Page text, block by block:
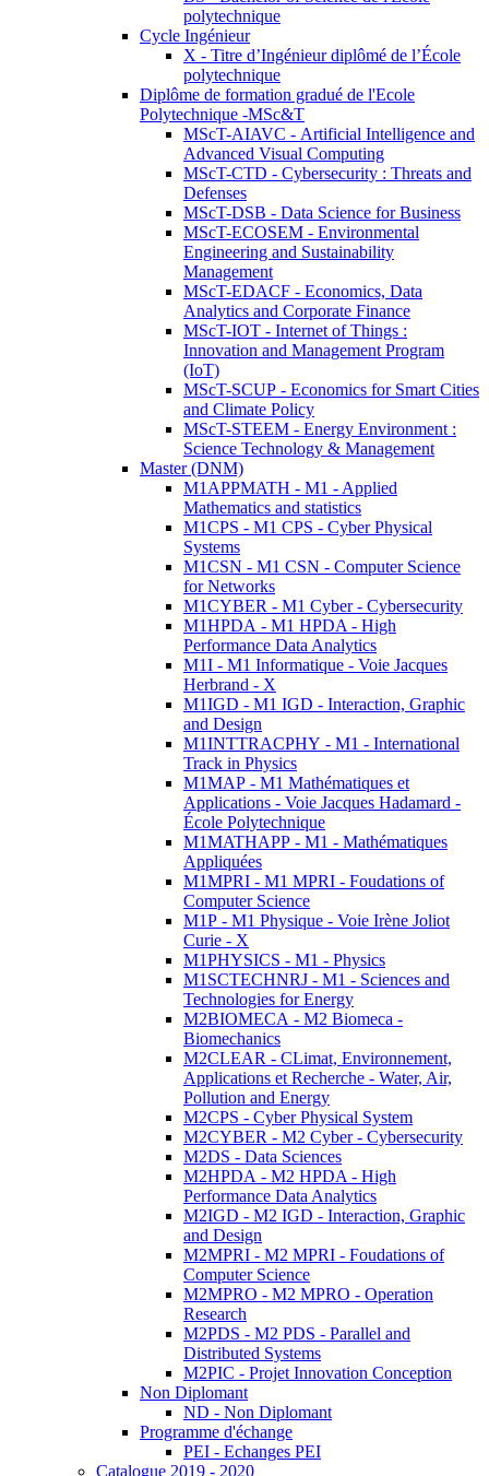
polytechnique
Cycle Ingénieur
X - Titre d’Ingénieur diplômé de l’École
polytechnique
Diplôme de formation gradué de l'Ecole
Polytechnique -MSc&T
MScT-AIAVC - Artificial Intelligence and
Advanced Visual Computing
MScT-CTD - Cybersecurity : Threats and
Defenses
MScT-DSB - Data Science for Business
MScT-ECOSEM - Environmental
Engineering and Sustainability
Management
MScT-EDACF - Economics, Data
Analytics and Corporate Finance
MScT-IOT - Internet of Things :
Innovation and Management Program
(IoT)
MScT-SCUP - Economics for Smart Cities
and Climate Policy
MScT-STEEM - Energy Environment :
Science Technology & Management
Master (DNM)
M1APPMATH - M1 - Applied
Mathematics and statistics
M1CPS - M1 CPS - Cyber Physical
Systems
M1CSN - M1 CSN - Computer Science
for Networks
M1CYBER - M1 Cyber - Cybersecurity
M1HPDA - M1 HPDA - High
Performance Data Analytics
M1I - M1 Informatique - Voie Jacques
Herbrand - X
M1IGD - M1 IGD - Interaction, Graphic
and Design
M1INTTRACPHY - M1 - International
Track in Physics
M1MAP - M1 Mathématiques et
Applications - Voie Jacques Hadamard -
École Polytechnique
M1MATHAPP - M1 - Mathématiques
Appliquées
M1MPRI - M1 MPRI - Foudations of
Computer Science
M1P - M1 Physique - Voie Irène Joliot
Curie - X
M1PHYSICS - M1 - Physics
M1SCTECHNRJ - M1 - Sciences and
Technologies for Energy
M2BIOMECA - M2 Biomeca -
Biomechanics
M2CLEAR - CLimat, Environnement,
Applications et Recherche - Water, Air,
Pollution and Energy
M2CPS - Cyber Physical System
M2CYBER - M2 Cyber - Cybersecurity
M2DS - Data Sciences
M2HPDA - M2 HPDA - High
Performance Data Analytics
M2IGD - M2 IGD - Interaction, Graphic
and Design
M2MPRI - M2 MPRI - Foudations of
Computer Science
M2MPRO - M2 MPRO - Operation
Research
M2PDS - M2 PDS - Parallel and
Distributed Systems
M2PIC - Projet Innovation Conception
Non Diplomant
ND - Non Diplomant
Programme d'échange
PEI - Echanges PEI
Catalogue 2019 - 2020